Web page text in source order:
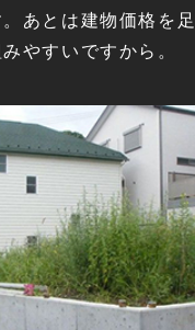
あとは建物価格を
やすいですから。